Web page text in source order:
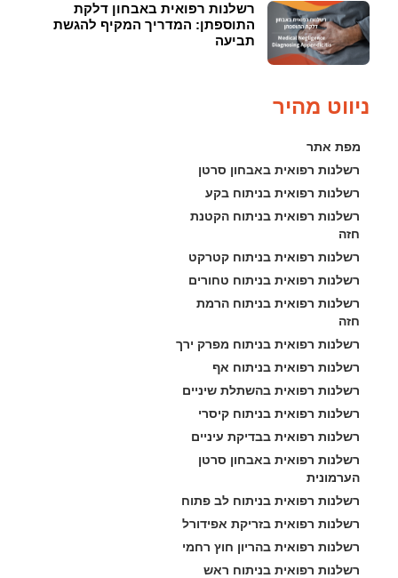
רשלנות רפואית באבחון דלקת
התוספתן: המדריך המקיף להגשת
תביעה
ניווט מהיר
מפת אתר
רשלנות רפואית באבחון סרטן
רשלנות רפואית בניתוח בקע
רשלנות רפואית בניתוח הקטנת
חזה
רשלנות רפואית בניתוח קטרקט
רשלנות רפואית בניתוח טחורים
רשלנות רפואית בניתוח הרמת
חזה
רשלנות רפואית בניתוח מפרק ירך
רשלנות רפואית בניתוח אף
רשלנות רפואית בהשתלת שיניים
רשלנות רפואית בניתוח קיסרי
רשלנות רפואית בבדיקת עיניים
רשלנות רפואית באבחון סרטן
הערמונית
רשלנות רפואית בניתוח לב פתוח
רשלנות רפואית בזריקת אפידורל
רשלנות רפואית בהריון חוץ רחמי
רשלנות רפואית בניתוח ראש